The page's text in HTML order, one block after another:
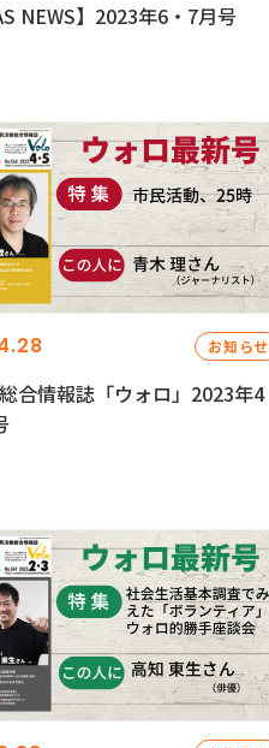
NEWS】2023年6・7月号
お知らせ
合情報誌「ウォロ」2023年4